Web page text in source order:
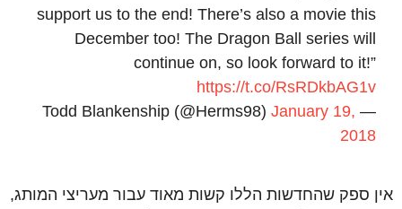
support us to the end! There’s also a movie this
December too! The Dragon Ball series will
continue on, so look forward to it!”
https://t.co/RsRDkbAG1v
— Todd Blankenship (@Herms98)
January 19,
2018
אין ספק שהחדשות הללו קשות מאוד עבור מעריצי המותג,